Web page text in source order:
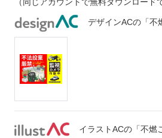
デザインACの「不
イラストACの「不燃